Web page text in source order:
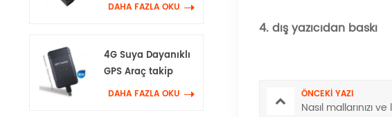
4. dış yazıcıdan baskı
ÖNCEKI YAZI
Nasıl mallarınızı
DAHA FAZLA OKU
4G Suya Dayanıklı
GPS Araç takip
cihazı
DAHA FAZLA OKU